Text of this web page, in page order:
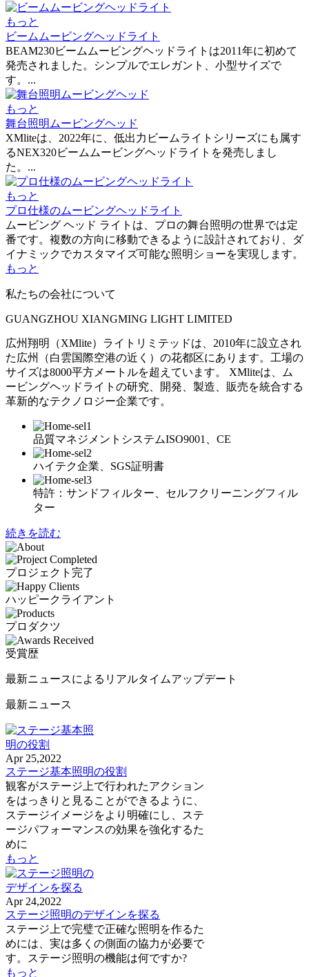
もっと
ビームムービングヘッドライト
BEAM230ビームムービングヘッドライトは2011年に初めて
発売されました。シンプルでエレガント、小型サイズで
す。...
もっと
舞台照明ムービングヘッド
XMliteは、2022年に、低出力ビームライトシリーズにも属す
るNEX320ビームムービングヘッドライトを発売しまし
た。...
もっと
プロ仕様のムービングヘッドライト
ムービング ヘッド ライトは、プロの舞台照明の世界では定
番です。複数の方向に移動できるように設計されており、ダ
イナミックでカスタマイズ可能な照明ショーを実現します。
もっと
私たちの会社について
GUANGZHOU XIANGMING LIGHT LIMITED
広州翔明（XMlite）ライトリミテッドは、2010年に設立され
た広州（白雲国際空港の近く）の花都区にあります。工場の
サイズは8000平方メートルを超えています。 XMliteは、ム
ービングヘッドライトの研究、開発、製造、販売を統合する
革新的なテクノロジー企業です。
品質マネジメントシステムISO9001、CE
ハイテク企業、SGS証明書
特許：サンドフィルター、セルフクリーニングフィル
ター
続きを読む
プロジェクト完了
ハッピークライアント
プロダクツ
受賞歴
最新ニュースによるリアルタイムアップデート
最新ニュース
Apr 25,2022
ステージ基本照明の役割
観客がステージ上で行われたアクション
をはっきりと見ることができるように、
ステージイメージをより明確にし、ステ
ージパフォーマンスの効果を強化するた
めに
もっと
Apr 24,2022
ステージ照明のデザインを探る
ステージ上で完璧で正確な照明を作るた
めには、実は多くの側面の協力が必要で
す。ステージ照明の機能は何ですか?
もっと